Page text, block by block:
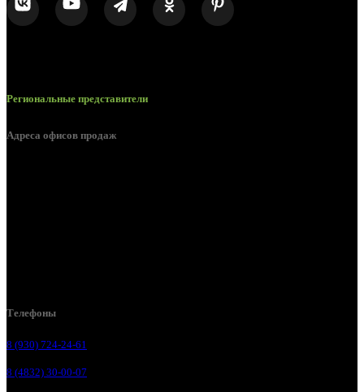
Региональные представители
Адреса офисов продаж
Телефоны
8 (930) 724-24-61
8 (4832) 30-00-07